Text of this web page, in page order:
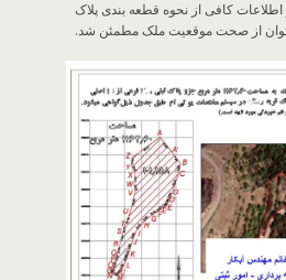
کافی از نحوه قطعه بندی پلاک
توان از صحت موقعیت ملک مطمئن شد.